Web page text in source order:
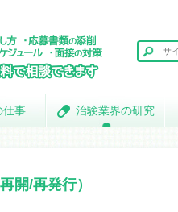
仕事
仕事 治験業界の研究
治験業界の研究
開/再発行）